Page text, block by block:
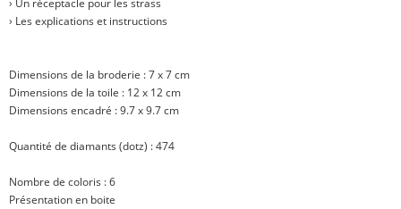
› Un réceptacle pour les strass
› Les explications et instructions
Dimensions de la broderie : 7 x 7 cm
Dimensions de la toile : 12 x 12 cm
Dimensions encadré : 9.7 x 9.7 cm
Quantité de diamants (dotz) : 474
Nombre de coloris : 6
Présentation en boite